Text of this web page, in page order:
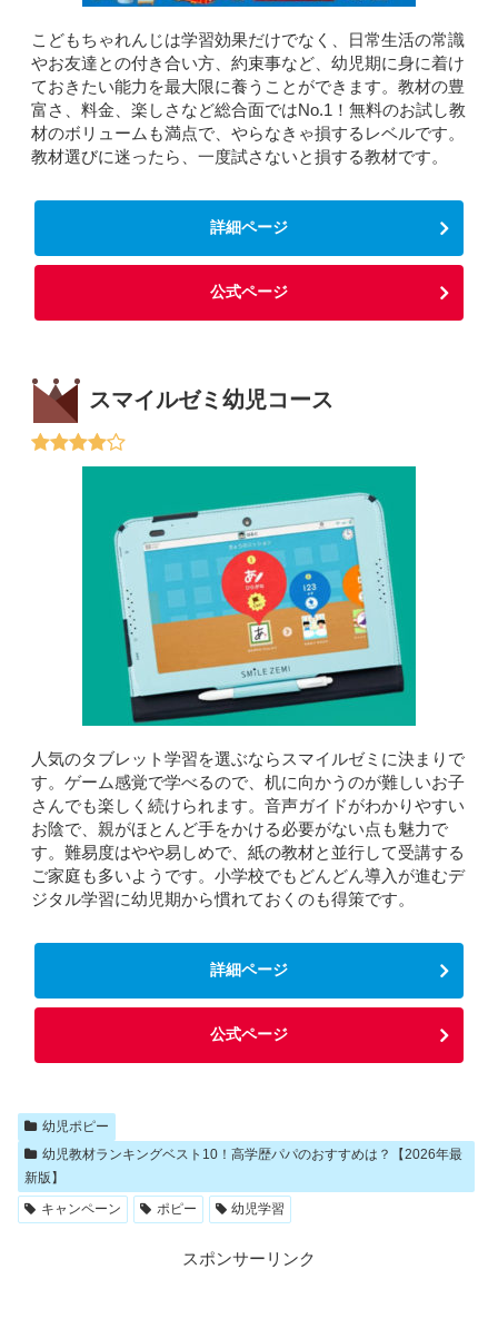
こどもちゃれんじは学習効果だけでなく、日常生活の常識
やお友達との付き合い方、約束事など、幼児期に身に着け
ておきたい能力を最大限に養うことができます。教材の豊
富さ、料金、楽しさなど総合面ではNo.1！無料のお試し教
材のボリュームも満点で、やらなきゃ損するレベルです。
教材選びに迷ったら、一度試さないと損する教材です。
詳細ページ
公式ページ
スマイルゼミ幼児コース
人気のタブレット学習を選ぶならスマイルゼミに決まりで
す。ゲーム感覚で学べるので、机に向かうのが難しいお子
さんでも楽しく続けられます。音声ガイドがわかりやすい
お陰で、親がほとんど手をかける必要がない点も魅力で
す。難易度はやや易しめで、紙の教材と並行して受講する
ご家庭も多いようです。小学校でもどんどん導入が進むデ
ジタル学習に幼児期から慣れておくのも得策です。
詳細ページ
公式ページ
幼児ポピー
幼児教材ランキングベスト10！高学歴パパのおすすめは？【2026年最
新版】
キャンペーン
ポピー 幼児学習
スポンサーリンク